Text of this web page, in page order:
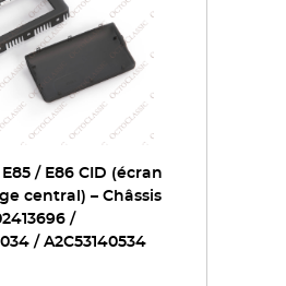
/ E86 CID (écran
central) – Châssis
/
/ A2C53140534